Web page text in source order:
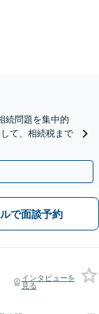
続問題を集中的
て、相続税まで
で面談予約
インタビューを
見る